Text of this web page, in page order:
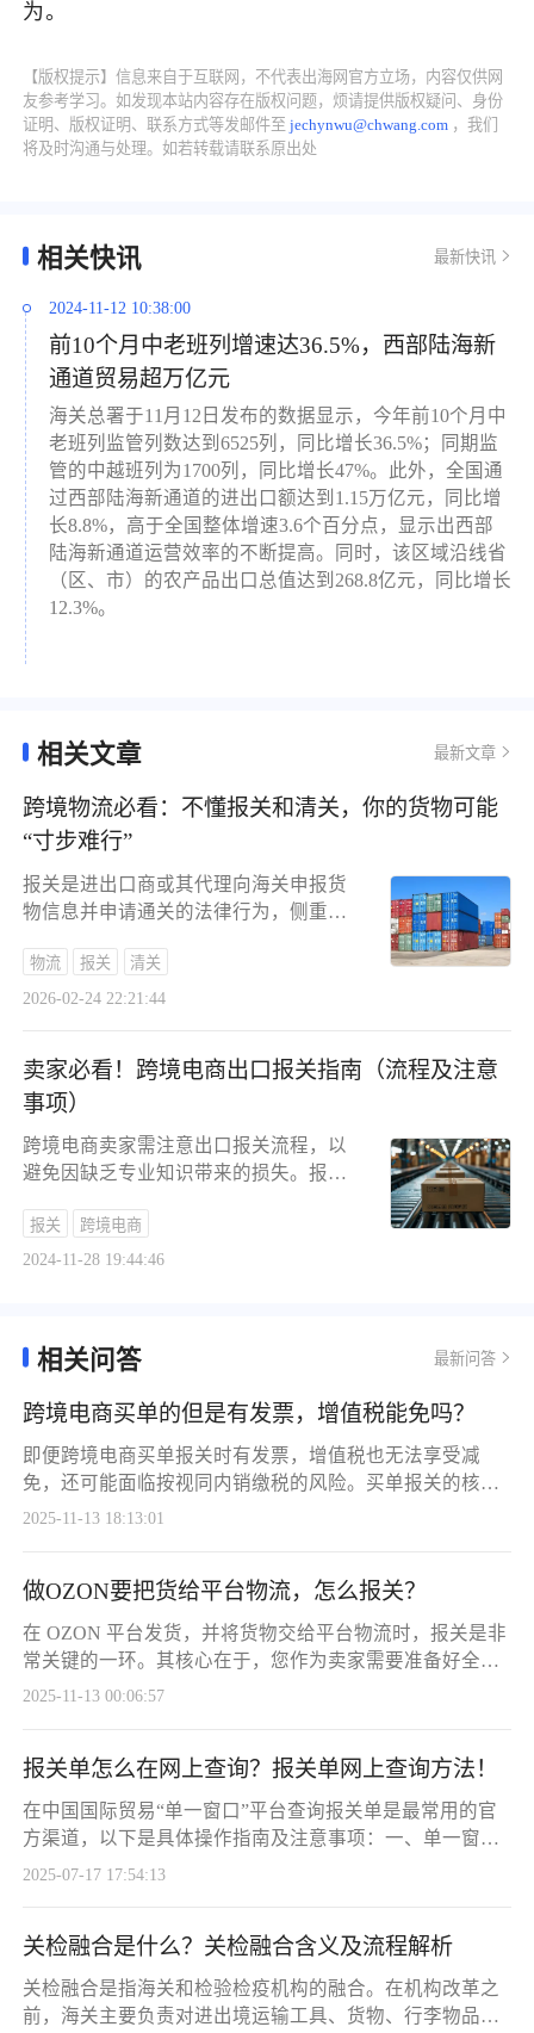
为。
【版权提示】信息来自于互联网，不代表出海网官方立场，内容仅供网
友参考学习。如发现本站内容存在版权问题，烦请提供版权疑问、身份
证明、版权证明、联系方式等发邮件至jechynwu@chwang.com ，我们
将及时沟通与处理。如若转载请联系原出处
相关快讯 最新快讯
2024-11-12 10:38:00
前10个月中老班列增速达36.5%，西部陆海新
通道贸易超万亿元
海关总署于11月12日发布的数据显示，今年前10个月中
老班列监管列数达到6525列，同比增长36.5%；同期监
管的中越班列为1700列，同比增长47%。此外，全国通
过西部陆海新通道的进出口额达到1.15万亿元，同比增
长8.8%，高于全国整体增速3.6个百分点，显示出西部
陆海新通道运营效率的不断提高。同时，该区域沿线省
（区、市）的农产品出口总值达到268.8亿元，同比增长
12.3%。
相关文章 最新文章
跨境物流必看：不懂报关和清关，你的货物可能
“寸步难行”
报关是进出口商或其代理向海关申报货
物信息并申请通关的法律行为，侧重于
广泛的系统性海关管理流程，它包含了
报关，并延伸至换单、报检、查验等多
物流 报关 清关
2026-02-24 22:21:44
卖家必看！跨境电商出口报关指南（流程及注意
事项）
跨境电商卖家需注意出口报关流程，以
避免因缺乏专业知识带来的损失。报关
细资料如货物明细、发票和装箱单等，
实事求是地填写，以免海关查验扣货。
及了解目的国的海关政策和要求。提供
普货渠道申报。合理申报货值，确保货
物顺利通关，避免扣关问题。
报关 跨境电商
2024-11-28 19:44:46
相关问答 最新问答
跨境电商买单的但是有发票，增值税能免吗？
即便跨境电商买单报关时有发票，增值税也无法享受减
免，还可能面临按视同内销缴税的风险。买单报关的核心
问题在于主体错位与流程不合规，发票并非享受增值税减
“买单出口”的本质，是货物真实所有者(您)通过购买或借用
其他有进出口权公司的名义(抬头公司)来完成报关。这使
得整个业务的“货物流”、“单证流”、“资
2025-11-13 18:13:01
做OZON要把货给平台物流，怎么报关？
在 OZON 平台发货，并将货物交给平台物流时，报关是非
常关键的一环。其核心在于，您作为卖家需要准备好全套
准确的单证，而实际的报关操作通常由您选择的物流服务
单证，这是顺利报关的基础 ：1.商业发票：这是海关审价
和确定税率的关键依据。需要清晰列明货物的详细品名、
数量、单价和总金额。建议使用中英或中俄
2025-11-13 00:06:57
报关单怎么在网上查询？报关单网上查询方法！
在中国国际贸易“单一窗口”平台查询报关单是最常用的官
方渠道，以下是具体操作指南及注意事项：一、单一窗口
查询流程(需企业资质)1.登录平台访问中国国际贸易单一窗
使用，个人无法查询。2.进入查询功能登录后依次点击：
全部应用 → 标准版应用 → 货物申报 → 综合查询 → 报关
数据查询。3.设
2025-07-17 17:54:13
关检融合是什么？关检融合含义及流程解析
关检融合是指海关和检验检疫机构的融合。在机构改革之
前，海关主要负责对进出境运输工具、货物、行李物品等